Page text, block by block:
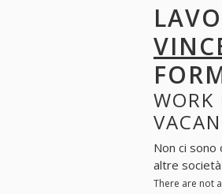
WORK
Non ci sono
altre società
There are not